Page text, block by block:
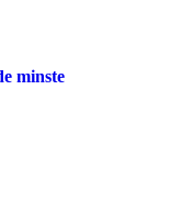
minste